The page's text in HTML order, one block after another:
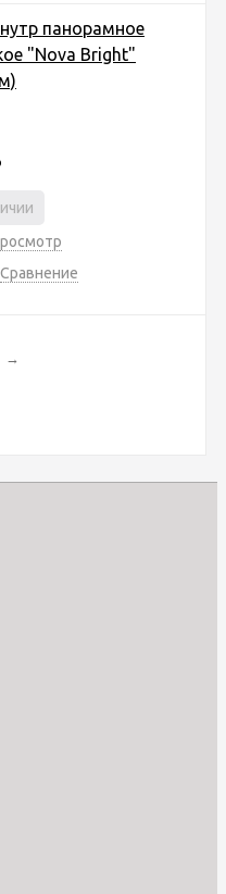
панорамное
"Nova Bright"
Сравнение
→